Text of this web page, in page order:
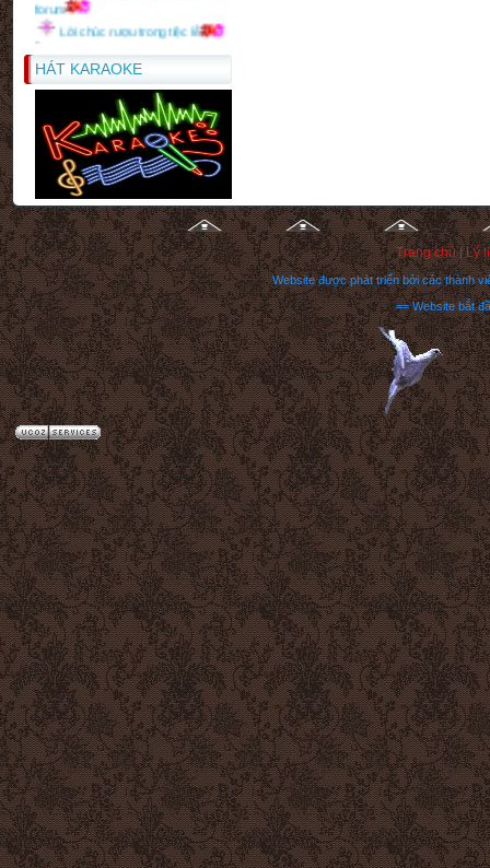
Lời chúc rượu trong tiệc lễ
"
HÁT KARAOKE
Trang chủ|Lý
Website được phát triển bởi các thành
== Website bắt